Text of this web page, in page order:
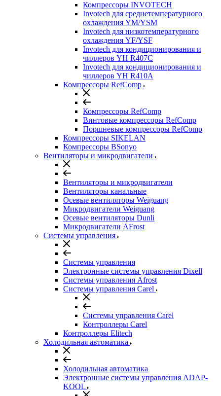
Компрессоры INVOTECH
Invotech для среднетемпературного
охлаждения YM/YSM
Invotech для низкотемпературного
охлаждения YF/YSF
Invotech для кондиционирования и
чиллеров YH R407C
Invotech для кондиционирования и
чиллеров YH R410A
Компрессоры RefComp
Компрессоры RefComp
Винтовые компрессоры RefComp
Поршневые компрессоры RefComp
Компрессоры SIKELAN
Компрессоры BSonyo
Вентиляторы и микродвигатели
Вентиляторы и микродвигатели
Вентиляторы канальные
Осевые вентиляторы Weiguang
Микродвигатели Weiguang
Осевые вентиляторы Dunli
Микродвигатели AFrost
Системы управления
Системы управления
Электронные системы управления Dixell
Системы управления Afrost
Системы управления Carel
Системы управления Carel
Контроллеры Carel
Контроллеры Elitech
Холодильная автоматика
Холодильная автоматика
Электронные системы управления ADAP-
KOOL